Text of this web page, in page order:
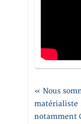
« Nous
matérialiste
notamment